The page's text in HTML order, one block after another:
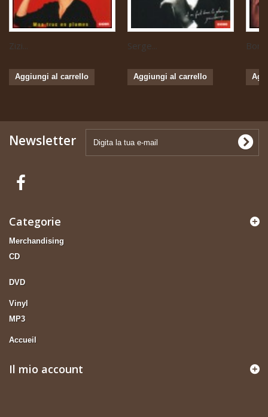
Zizi...
Aggiungi al carrello
Serge...
Aggiungi al carrello
Newsletter
Categorie
Merchandising
CD
DVD
Vinyl
MP3
Accueil
Il mio account